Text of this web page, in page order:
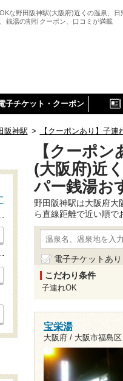
な野田阪神駅(大阪府)近くの温泉、日
銭湯の割引クーポン、口コミが満載
子チケット・クーポン
阪神駅 > 【クーポンあり】子
【クーポ
(大阪府)近
パー銭湯お
野田阪神駅は大阪府大
ら直線距離で近い順で
電子チケットあり
こだわり条件
子連れOK
宝栄湯
大阪府 / 大阪市福島